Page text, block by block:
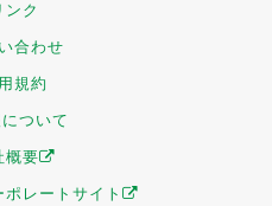
ク
合わせ
規約
ついて
概要
レートサイト